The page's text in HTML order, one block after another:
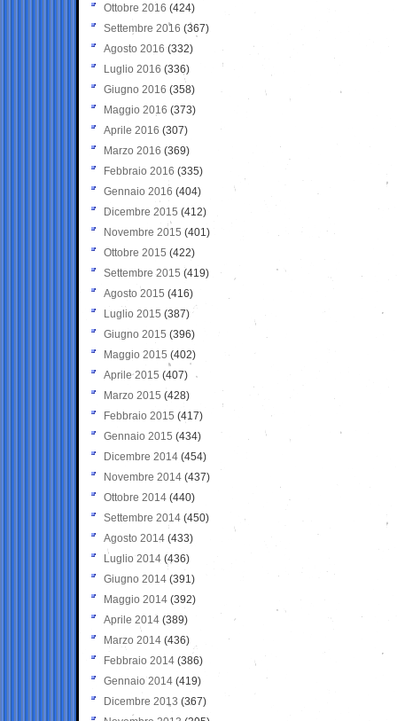
Ottobre 2016 (424)
Settembre 2016 (367)
Agosto 2016 (332)
Luglio 2016 (336)
Giugno 2016 (358)
Maggio 2016 (373)
Aprile 2016 (307)
Marzo 2016 (369)
Febbraio 2016 (335)
Gennaio 2016 (404)
Dicembre 2015 (412)
Novembre 2015 (401)
Ottobre 2015 (422)
Settembre 2015 (419)
Agosto 2015 (416)
Luglio 2015 (387)
Giugno 2015 (396)
Maggio 2015 (402)
Aprile 2015 (407)
Marzo 2015 (428)
Febbraio 2015 (417)
Gennaio 2015 (434)
Dicembre 2014 (454)
Novembre 2014 (437)
Ottobre 2014 (440)
Settembre 2014 (450)
Agosto 2014 (433)
Luglio 2014 (436)
Giugno 2014 (391)
Maggio 2014 (392)
Aprile 2014 (389)
Marzo 2014 (436)
Febbraio 2014 (386)
Gennaio 2014 (419)
Dicembre 2013 (367)